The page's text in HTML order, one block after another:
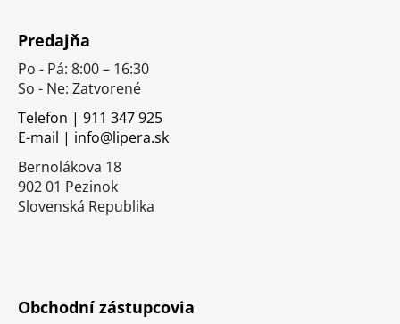
Predajňa
Po - Pá: 8:00 – 16:30
So - Ne: Zatvorené
Telefon | 911 347 925
E-mail | info@lipera.sk
Bernolákova 18
902 01 Pezinok
Slovenská Republika
Obchodní zástupcovia